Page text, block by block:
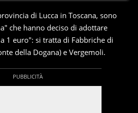
di Lucca in Toscana, sono
che hanno deciso di adottare
1 euro": si tratta di Fabbriche di
della Dogana) e Vergemoli.